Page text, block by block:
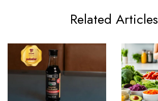
Related Articles